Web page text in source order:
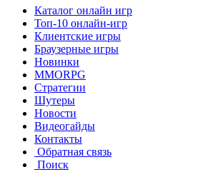
Каталог онлайн игр
Топ-10 онлайн-игр
Клиентские игры
Браузерные игры
Новинки
MMORPG
Стратегии
Шутеры
Новости
Видеогайды
Контакты
Обратная связь
Поиск